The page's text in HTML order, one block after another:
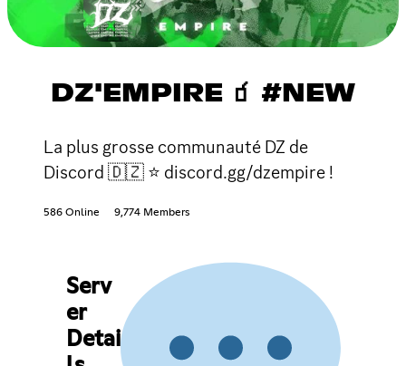
DZ'EMPIRE 🧃 #NEW
La plus grosse communauté DZ de
Discord 🇩🇿 ⭐ discord.gg/dzempire !
586 Online 9,774 Members
Serv
er
Detai